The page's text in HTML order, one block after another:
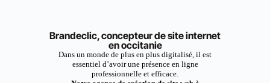
Brandeclic, concepteur de site internet
en occitanie
Dans un monde de plus en plus digitalisé, il est
essentiel d’avoir une présence en ligne
professionnelle et efficace.